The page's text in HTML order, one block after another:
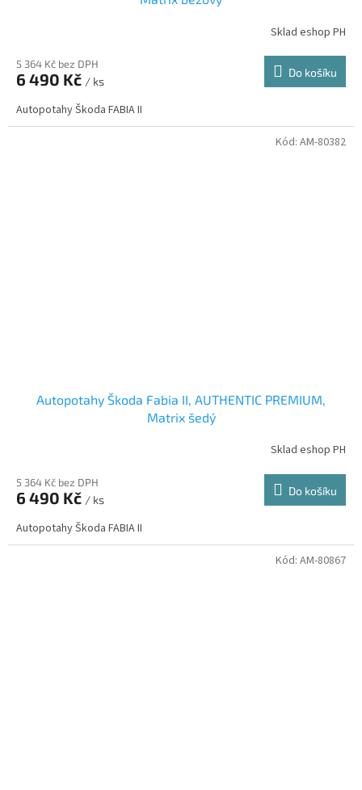
Sklad eshop PH
5 364 Kč bez DPH
6 490 Kč / ks
Do košíku
Autopotahy Škoda FABIA II
Autopotahy Škoda Fabia II, AUTHENTIC PREMIUM,
Matrix šedý
Sklad eshop PH
5 364 Kč bez DPH
6 490 Kč / ks
Do košíku
Autopotahy Škoda FABIA II
Kód: AM-80382
Kód: AM-80867